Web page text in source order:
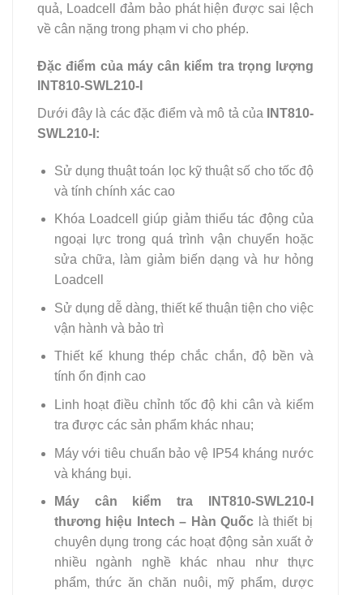
quả, Loadcell đảm bảo phát hiện được sai lệch
về cân nặng trong phạm vi cho phép.
Đặc điểm của máy cân kiểm tra trọng lượng
INT810-SWL210-I
Dưới đây là các đặc điểm và mô tả của
INT810-
SWL210-I:
Sử dụng thuật toán lọc kỹ thuật số cho tốc độ
và tính chính xác cao
Khóa Loadcell giúp giảm thiểu tác động của
ngoại lực trong quá trình vận chuyển hoặc
sửa chữa, làm giảm biến dạng và hư hỏng
Loadcell
Sử dụng dễ dàng, thiết kế thuận tiện cho việc
vận hành và bảo trì
Thiết kế khung thép chắc chắn, độ bền và
tính ổn định cao
Linh hoạt điều chỉnh tốc độ khi cân và kiểm
tra được các sản phẩm khác nhau;
Máy với tiêu chuẩn bảo vệ IP54 kháng nước
và kháng bụi.
Máy cân kiểm tra INT810-SWL210-I
thương hiệu Intech – Hàn Quốc là thiết bị
chuyên dụng trong các hoạt động sản xuất ở
nhiều ngành nghề khác nhau như thực
phẩm, thức ăn chăn nuôi, mỹ phẩm, dược